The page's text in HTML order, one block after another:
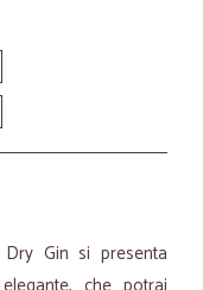
Gin si presenta